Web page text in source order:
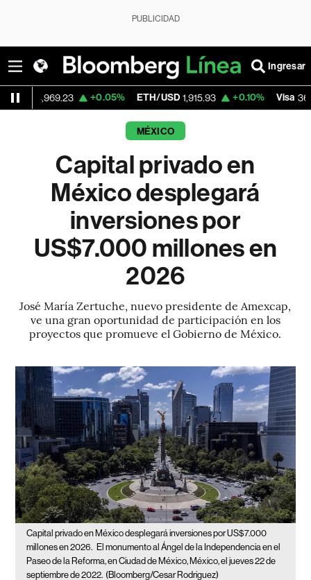
PUBLICIDAD
Ingresar
+0.05% ETH/USD 1,915.93 +0.10% Visa 362.50 -
MÉXICO
Capital privado en
México desplegará
inversiones por
US$7.000 millones en
2026
José María Zertuche, nuevo presidente de Amexcap,
ve una gran oportunidad de participación en los
proyectos que promueve el Gobierno de México.
Capital privado en México desplegará inversiones por US$7.000
millones en 2026. El monumento al Ángel de la Independencia en el
Paseo de la Reforma, en Ciudad de México, México, el jueves 22 de
septiembre de 2022. (Bloomberg/Cesar Rodriguez)